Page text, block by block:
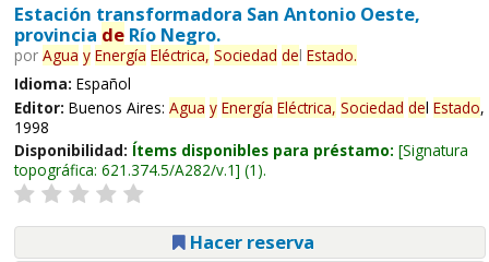
Estación transformadora San Antonio Oeste,
provincia deRío Negro.
por Agua y Energía Eléctrica, Sociedad del Estado.
Idioma: Español
Editor: Buenos Aires: Agua y Energía Eléctrica, Sociedad del Estado,
1998
Disponibilidad: Ítems disponibles para préstamo: Signatura
topográfica: 621.374.5/A282/v.1 (1).
Hacer reserva